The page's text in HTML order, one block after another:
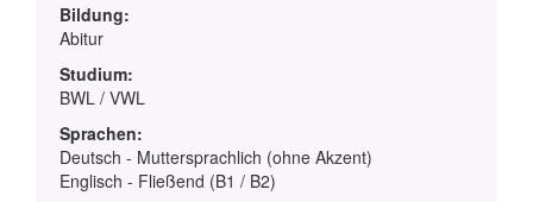
Bildung:
Abitur
Studium:
BWL / VWL
Sprachen:
Deutsch - Muttersprachlich (ohne Akzent)
Englisch - Fließend (B1 / B2)